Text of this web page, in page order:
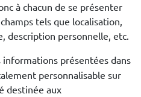
à chacun de se présenter
tels que localisation,
description personnelle, etc.
présentées dans
personnalisable sur
destinée aux